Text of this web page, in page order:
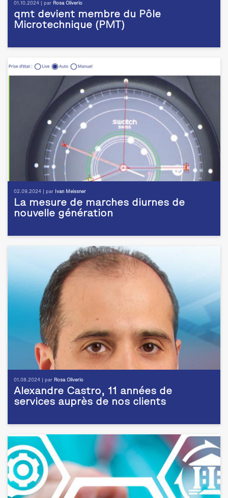
01.10.2024 | par Rosa Oliverio
qmt devient membre du Pôle
Microtechnique (PMT)
02.09.2024 | par Ivan Meissner
La mesure de marches diurnes de
nouvelle génération
01.08.2024 | par Rosa Oliverio
Alexandre Castro, 11 années de
services auprès de nos clients